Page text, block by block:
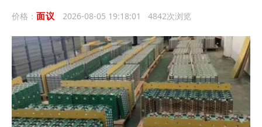
价格： 面议 2026-08-05 19:18:01 4842次浏览